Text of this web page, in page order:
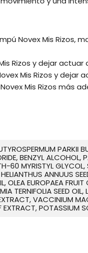
Novex Mis Rizos,
Rizos y dejar actuar
Mis Rizos y dejar
Mis Rizos más
PARKII
BENZYL ALCOHOL,
60 MYRISTYL
ANNUUS
OLEA EUROPAEA
TERNIFOLIA SEED
VACCINIUM
EXTRACT, POTASSIUM